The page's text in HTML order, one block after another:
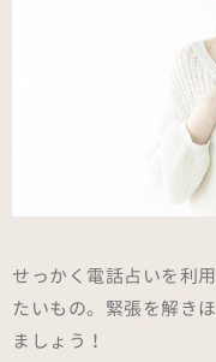
せっかく電話占いを利
たいもの。緊張を解き
ましょう！